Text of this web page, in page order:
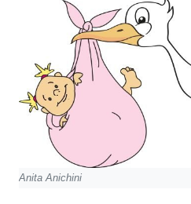
Anita Anichini